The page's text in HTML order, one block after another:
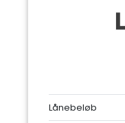
Lånebeløb